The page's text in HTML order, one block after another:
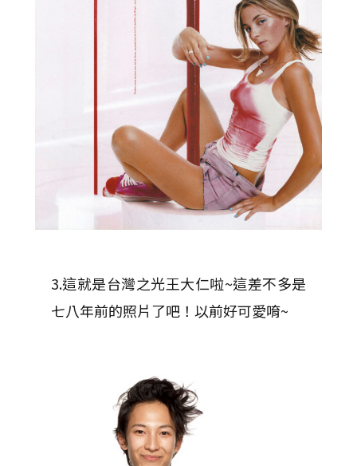
3.這就是台灣之光王大仁啦~這差不多是
七八年前的照片了吧！以前好可愛唷~